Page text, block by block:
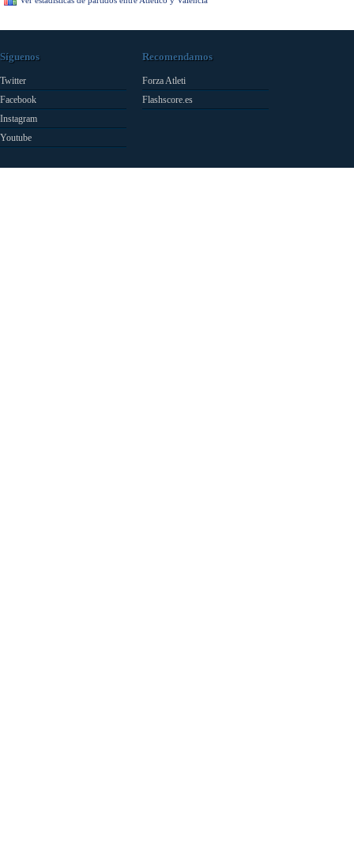
Síguenos
Twitter
Facebook
Instagram
Youtube
Recomendamos
Forza Atleti
Flashscore.es